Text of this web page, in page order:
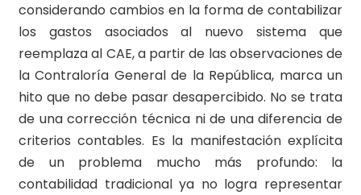
considerando cambios en la forma de contabilizar
los gastos asociados al nuevo sistema que
reemplaza al CAE, a partir de las observaciones de
la Contraloría General de la República, marca un
hito que no debe pasar desapercibido. No se trata
de una corrección técnica ni de una diferencia de
criterios contables. Es la manifestación explícita
de un problema mucho más profundo: la
contabilidad tradicional ya no logra representar